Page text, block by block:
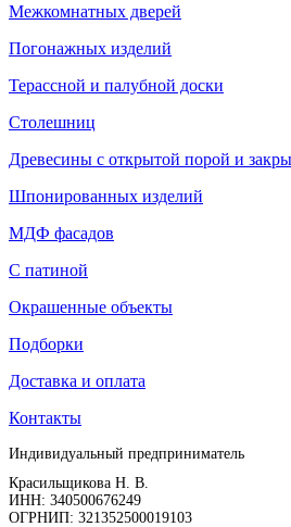
Межкомнатных дверей
Погонажных изделий
Терассной и палубной доски
Столешниц
Древесины с открытой порой и
Шпонированных изделий
МДФ фасадов
С патиной
Окрашенные объекты
Подборки
Доставка и оплата
Контакты
Индивидуальный предприниматель
Красильщикова Н. В.
ИНН: 340500676249
ОГРНИП: 321352500019103